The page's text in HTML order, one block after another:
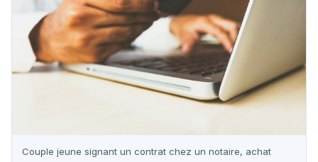
Couple jeune signant un contrat chez un notaire, achat